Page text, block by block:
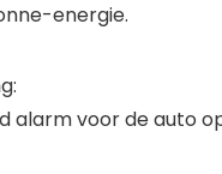
energie.
alarm voor de auto